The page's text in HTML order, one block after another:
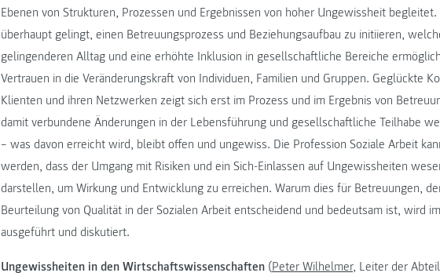
Ebenen von Strukturen, Prozessen und Ergebnissen von hoher Ungewissheit
überhaupt gelingt, einen Betreuungsprozess und Beziehungsaufbau zu initiieren,
gelingenderen Alltag und eine erhöhte Inklusion in gesellschaftliche Bereiche
Vertrauen in die Veränderungskraft von Individuen, Familien und Gruppen. Geglückte
Klienten und ihren Netzwerken zeigt sich erst im Prozess und im Ergebnis von
damit verbundene Änderungen in der Lebensführung und gesellschaftliche Teilhabe
– was davon erreicht wird, bleibt offen und ungewiss. Die Profession Soziale Arbeit
werden, dass der Umgang mit Risiken und ein Sich-Einlassen auf Ungewissheiten
darstellen, um Wirkung und Entwicklung zu erreichen. Warum dies für Betreuungen,
Beurteilung von Qualität in der Sozialen Arbeit entscheidend und bedeutsam ist, wird
ausgeführt und diskutiert.
Ungewissheiten in den Wirtschaftswissenschaften (Peter Wilhelmer, Leiter der